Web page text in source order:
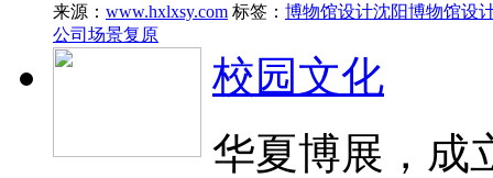
来源： www.hxlxsy.com 标签： 博物馆设计沈阳博物馆设
公司 场景复原
校园文化
华夏博展，成